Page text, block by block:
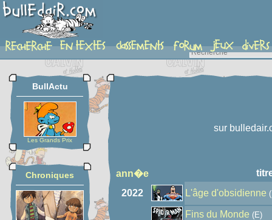
auteur
BullActu
Les Grands Prix
Chroniques
sur
ann�e
2022
L'âge d'obsidienne
Fins du Monde (E)